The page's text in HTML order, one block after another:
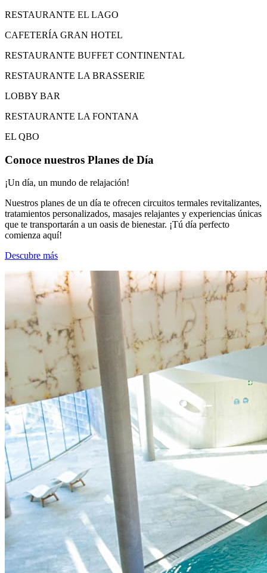
RESTAURANTE EL LAGO
CAFETERÍA GRAN HOTEL
RESTAURANTE BUFFET CONTINENTAL
RESTAURANTE LA BRASSERIE
LOBBY BAR
RESTAURANTE LA FONTANA
EL QBO
Conoce nuestros Planes de Día
¡Un día, un mundo de relajación!
Nuestros planes de un día te ofrecen circuitos termales revitalizantes,
tratamientos personalizados, masajes relajantes y experiencias únicas
que te transportarán a un oasis de bienestar. ¡Tú día perfecto
comienza aquí!
Descubre más